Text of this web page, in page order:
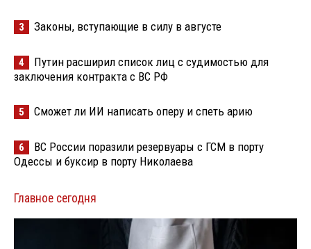
3 Законы, вступающие в силу в августе
4
Путин расширил список лиц с судимостью для
заключения контракта с ВС РФ
5 Сможет ли ИИ написать оперу и спеть арию
6
ВС России поразили резервуары с ГСМ в порту
Одессы и буксир в порту Николаева
Главное сегодня